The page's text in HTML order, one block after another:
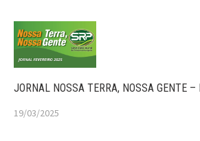
JORNAL NOSSA TERRA, NOSSA GENTE –
19/03/2025